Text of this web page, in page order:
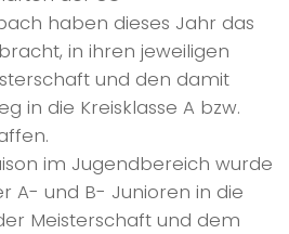
haben dieses Jahr das
in ihren jeweiligen
und den damit
in die Kreisklasse A bzw.
im Jugendbereich wurde
A- und B- Junioren in die
Meisterschaft und dem